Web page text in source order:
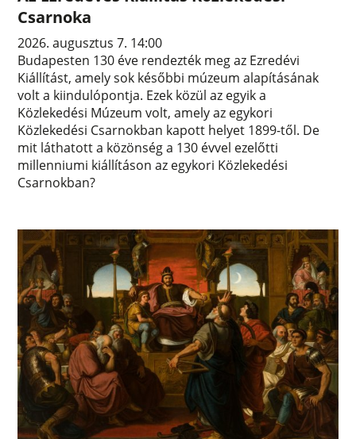
Csarnoka
2026. augusztus 7. 14:00
Budapesten 130 éve rendezték meg az Ezredévi
Kiállítást, amely sok későbbi múzeum alapításának
volt a kiindulópontja. Ezek közül az egyik a
Közlekedési Múzeum volt, amely az egykori
Közlekedési Csarnokban kapott helyet 1899-től. De
mit láthatott a közönség a 130 évvel ezelőtti
millenniumi kiállításon az egykori Közlekedési
Csarnokban?